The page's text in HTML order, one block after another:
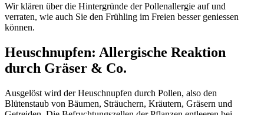
Wir klären über die Hintergründe der Pollenallergie auf und
verraten, wie auch Sie den Frühling im Freien besser geniessen
können.
Heuschnupfen: Allergische Reaktion
durch Gräser & Co.
Ausgelöst wird der Heuschnupfen durch Pollen, also den
Blütenstaub von Bäumen, Sträuchern, Kräutern, Gräsern und